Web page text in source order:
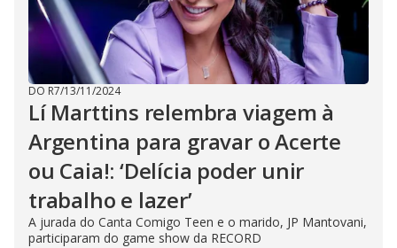
DO R7/13/11/2024
Lí Marttins relembra viagem à
Argentina para gravar o Acerte
ou Caia!: ‘Delícia poder unir
trabalho e lazer’
A jurada do Canta Comigo Teen e o marido, JP Mantovani,
participaram do game show da RECORD